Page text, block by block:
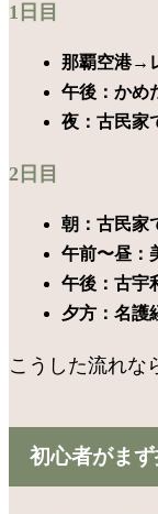
1日目
那覇空港→
午後：かめ
夜：古民家
2日目
朝：古民家
午前〜昼：
午後：古宇
夕方：名護
こうした流れな
初心者がま